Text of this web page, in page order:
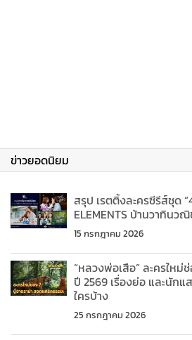
ข่าวยอดนิยม
สรุป เรตติ้งละครซีรีส์ชุด
ELEMENTS บ้านวาทินวณิ
15 กรกฎาคม 2026
“หลวงพ่อเสือ” ละครใหม่
ปี 2569 เรื่องย่อ และนักแ
ใครบ้าง
25 กรกฎาคม 2026